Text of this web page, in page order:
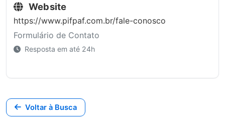
Website
https://www.pifpaf.com.br/fale-conosco
Formulário de Contato
Resposta em até 24h
Voltar à Busca